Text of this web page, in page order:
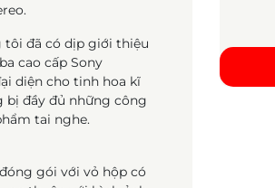
tôi đã có dịp giới thiệu
cao cấp Sony
diện cho tinh hoa kĩ
bị đầy đủ những công
tai nghe.
gói với vỏ hộp có